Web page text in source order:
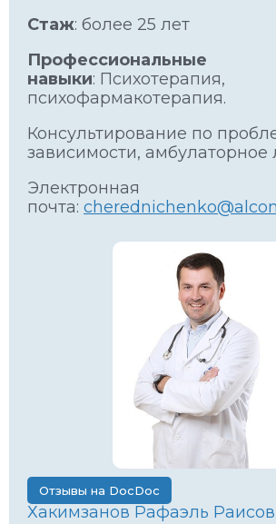
Стаж: более 25 лет
Профессиональные
навыки: Психотерапия,
психофармакотерапия.
Консультирование по
зависимости, амбулаторное
Электронная
почта:
Отзывы на DocDoc
Хакимзанов Рафаэль